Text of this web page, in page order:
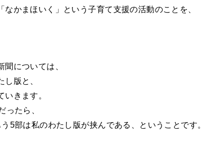
かまほいく」という子育て支援の活動のことを、
聞については、
版と、
きます。
ったら、
5部は私のわたし版が挟んである、ということです。